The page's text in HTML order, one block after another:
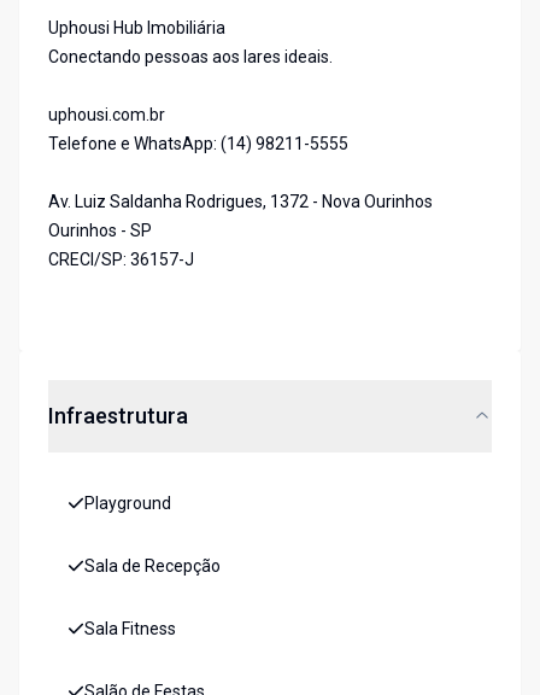
Uphousi Hub Imobiliária
Conectando pessoas aos lares ideais.
uphousi.com.br
Telefone e WhatsApp: (14) 98211-5555
Av. Luiz Saldanha Rodrigues, 1372 - Nova Ourinhos
Ourinhos - SP
CRECI/SP: 36157-J
Infraestrutura
Playground
Sala de Recepção
Sala Fitness